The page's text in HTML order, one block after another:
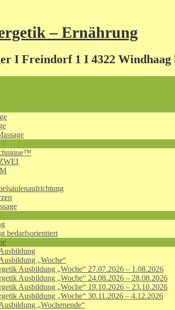
– Ernährung
I Freindorf 1 I 4322 Windhaag
bedarfsorientiert
„Woche“
Ausbildung „Woche“ 27.07.2026 – 1.08.2026
Ausbildung „Woche“ 24.08.2026 – 28.08.2026
Ausbildung „Woche“ 19.10.2026 – 23.10.2026
Ausbildung „Woche“ 30.11.2026 – 4.12.2026
„Wochenende“